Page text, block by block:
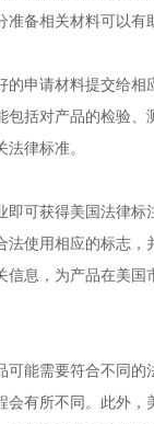
备相关材料可以有
的申请材料提交给相
包括对产品的检验、
律标准。
即可获得美国法律标
法使用相应的标志，
信息，为产品在美国
可能需要符合不同的
会有所不同。此外，